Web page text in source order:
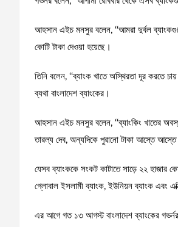
আহসান এইচ মনসুর বলেন, ‘‘আমরা দুর্বল
কোটি টাকা দেওয়া হয়েছে।
তিনি বলেন, ‘‘ব্যাংক খাতে অস্থিরতা দূর করতে
ব্যথা বাংলাদেশ ব্যাংকের।
আহসান এইচ মনসুর বলেন, ‘‘ব্যাংকিং খাতের
তারল্য দেব, অন্যদিকে পুরানো টাকা আস্তে
যেসব ব্যাংককে সংকট কাটাতে সাড়ে ২২ হাজার
গ্লোবাল ইসলামী ব্যাংক, ইউনিয়ন ব্যাংক এবং
এর আগে গত ১৩ আগস্ট বাংলাদেশ ব্যাংকের